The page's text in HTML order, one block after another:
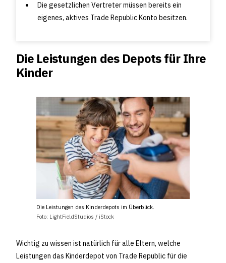
Die gesetzlichen Vertreter müssen bereits ein
eigenes, aktives Trade Republic Konto besitzen.
Die Leistungen des Depots für Ihre
Kinder
Die Leistungen des Kinderdepots im Überblick.
Foto: LightFieldStudios / iStock
Wichtig zu wissen ist natürlich für alle Eltern, welche
Leistungen das Kinderdepot von Trade Republic für die